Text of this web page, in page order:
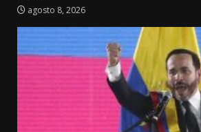
agosto 8, 2026